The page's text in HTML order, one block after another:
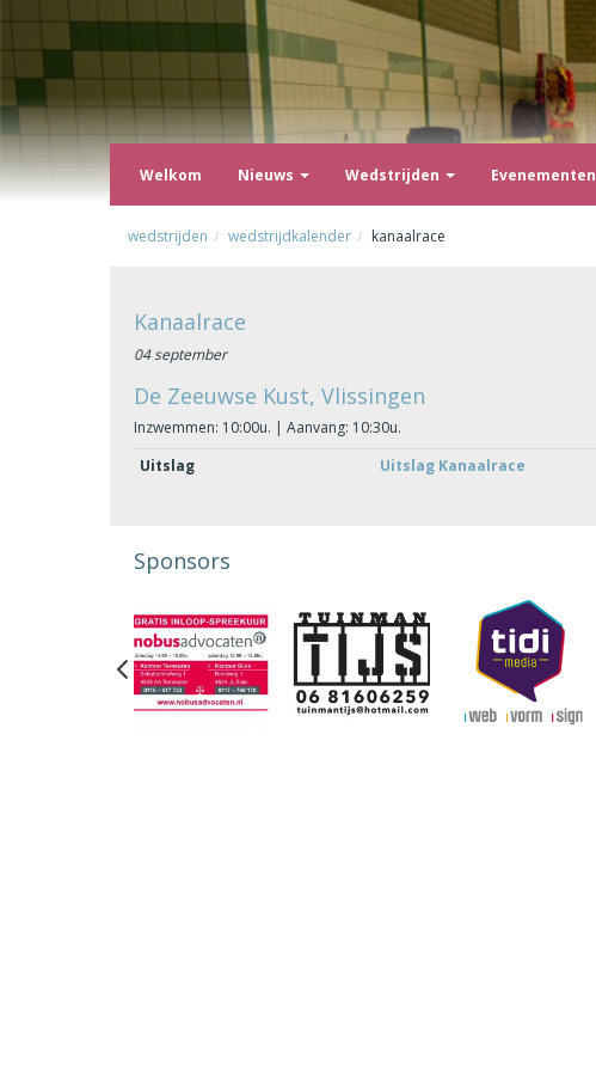
Welkom Nieuws Wedstrijden Evenementen
wedstrijden wedstrijdkalender kanaalrace
Kanaalrace
04 september
De Zeeuwse Kust, Vlissingen
Inzwemmen: 10:00u. | Aanvang: 10:30u.
Uitslag
Uitslag Kanaalrace
Sponsors
Previous